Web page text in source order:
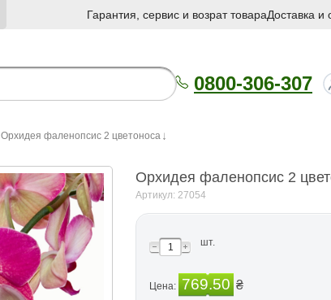
Гарантия, сервис и возрат товараДоставка и
0800-306-307
Орхидея фаленопсис 2 цветоноса
Орхидея фаленопсис 2
Артикул: 27054
шт.
Цена: 769.50 ₴